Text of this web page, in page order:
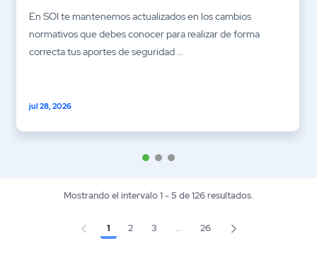
En SOI te mantenemos actualizados en los cambios
normativos que debes conocer para realizar de forma
correcta tus aportes de seguridad ...
jul 28, 2026
Mostrando el intervalo 1 - 5 de 126 resultados.
Página
1 Página
2 Página
3 ...Páginas intermedias Use TAB
Página
26